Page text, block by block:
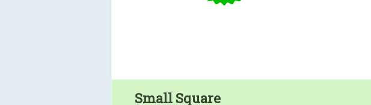
Small Square